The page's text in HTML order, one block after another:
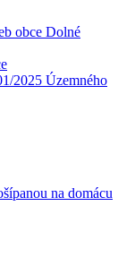
obce Dolné
2025 Územného
na domácu